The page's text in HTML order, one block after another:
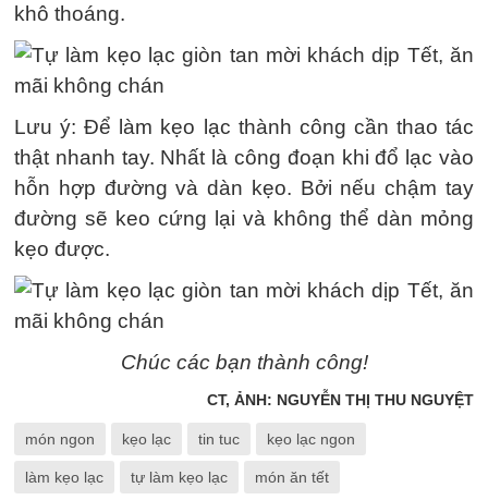
khô thoáng.
Lưu ý: Để làm kẹo lạc thành công cần thao tác
thật nhanh tay. Nhất là công đoạn khi đổ lạc vào
hỗn hợp đường và dàn kẹo. Bởi nếu chậm tay
đường sẽ keo cứng lại và không thể dàn mỏng
kẹo được.
Chúc các bạn thành công!
CT, ẢNH: NGUYỄN THỊ THU NGUYỆT
món ngon kẹo lạc tin tuc kẹo lạc ngon
làm kẹo lạc tự làm kẹo lạc món ăn tết